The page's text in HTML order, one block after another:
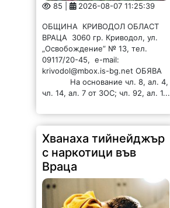
85 | 2026-08-07 11:25:39
ОБЩИНА КРИВОДОЛ ОБЛАСТ
ВРАЦА 3060 гр. Криводол, ул.
„Освобождение” № 13, тел.
09117/20-45, e-mail:
krivodol@mbox.is-bg.net ОБЯВА
На основание чл. 8, ал. 4,
чл. 14, ал. 7 от ЗОС; чл. 92, ал. 1...
Хванаха тийнейджър
с наркотици във
Враца